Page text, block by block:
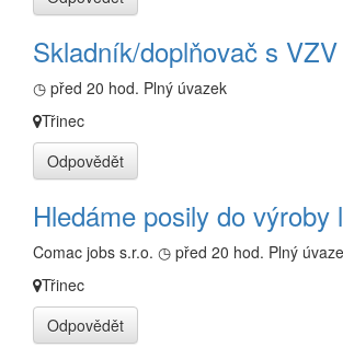
Skladník/doplňovač s VZV
◷ před 20 hod. Plný úvazek
Třinec
Odpovědět
Hledáme posily do výroby
Comac jobs s.r.o. ◷ před 20 hod. Plný
Třinec
Odpovědět